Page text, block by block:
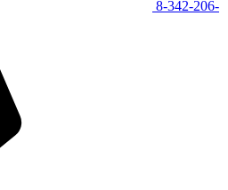
8-342-206-